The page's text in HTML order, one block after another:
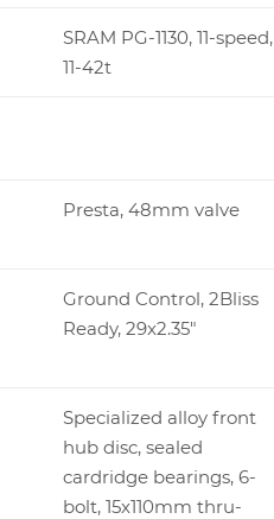
SRAM PG-1130, 11-speed,
11-42t
Presta, 48mm valve
Ground Control, 2Bliss
Ready, 29x2.35"
Specialized alloy front
hub disc, sealed
cardridge bearings, 6-
bolt, 15x110mm thru-